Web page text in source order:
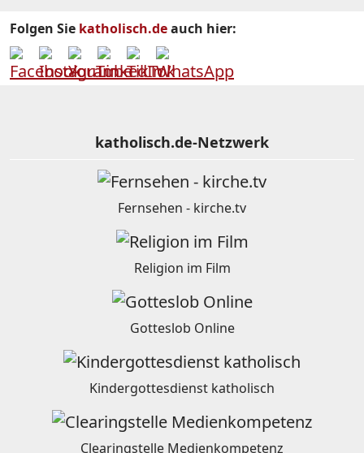
Folgen Sie katholisch.deauch hier:
katholisch.de-Netzwerk
Fernsehen - kirche.tv
Religion im Film
Gotteslob Online
Kindergottesdienst katholisch
Clearingstelle Medienkompetenz